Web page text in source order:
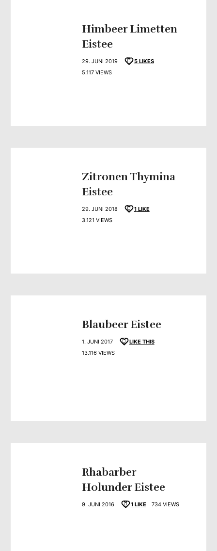
Himbeer Limetten
Eistee
29. JUNI 2019 5 LIKES
5.117 VIEWS
Zitronen Thymina
Eistee
29. JUNI 2018 1 LIKE
3.121 VIEWS
Blaubeer Eistee
1. JUNI 2017
LIKE THIS
13.116 VIEWS
Rhabarber
Holunder Eistee
9. JUNI 2016 1 LIKE 734 VIEWS